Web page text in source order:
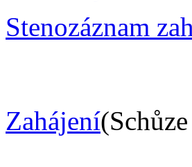
Stenozáznam
Zahájení